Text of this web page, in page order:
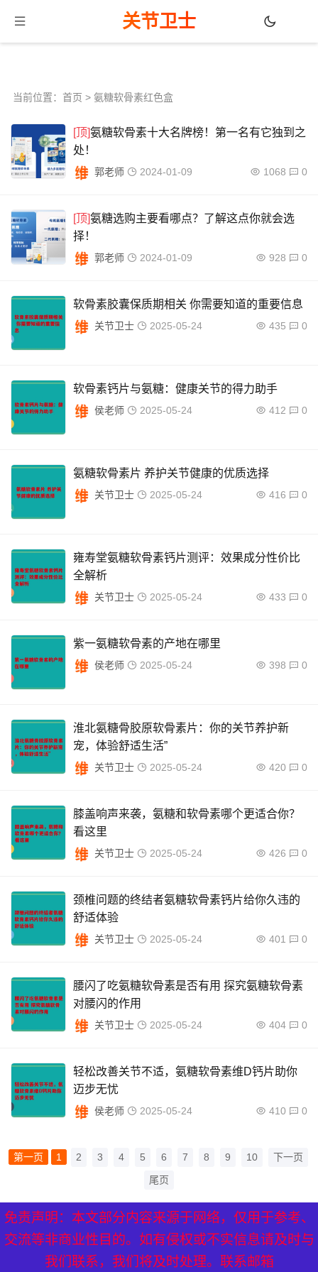
关节卫士
当前位置： 首页 > 氨糖软骨素红色盒
[顶]氨糖软骨素十大名牌榜！第一名有它独到之
处！
郭老师 2024-01-09 1068 0
[顶]氨糖选购主要看哪点？了解这点你就会选
择！
郭老师 2024-01-09 928 0
软骨素胶囊保质期相关 你需要知道的重要信息
关节卫士 2025-05-24 435 0
软骨素钙片与氨糖：健康关节的得力助手
侯老师 2025-05-24 412 0
氨糖软骨素片 养护关节健康的优质选择
关节卫士 2025-05-24 416 0
雍寿堂氨糖软骨素钙片测评：效果成分性价比
全解析
关节卫士 2025-05-24 433 0
紫一氨糖软骨素的产地在哪里
侯老师 2025-05-24 398 0
淮北氨糖骨胶原软骨素片：你的关节养护新
宠，体验舒适生活”
关节卫士 2025-05-24 420 0
膝盖响声来袭，氨糖和软骨素哪个更适合你？
看这里
关节卫士 2025-05-24 426 0
颈椎问题的终结者氨糖软骨素钙片给你久违的
舒适体验
关节卫士 2025-05-24 401 0
腰闪了吃氨糖软骨素是否有用 探究氨糖软骨素
对腰闪的作用
关节卫士 2025-05-24 404 0
轻松改善关节不适，氨糖软骨素维D钙片助你
迈步无忧
侯老师 2025-05-24 410 0
第一页 1 2 3 4 5 6 7 8 9 10
下一页
尾页
免责声明：本文部分内容来源于网络，仅用于参考、
交流等非商业性目的。如有侵权或不实信息请及时与
我们联系，我们将及时处理。联系邮箱